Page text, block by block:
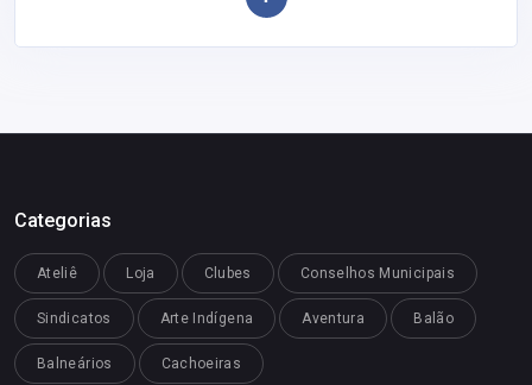
Categorias
Ateliê Loja Clubes Conselhos Municipais
Sindicatos Arte Indígena Aventura Balão
Balneários Cachoeiras